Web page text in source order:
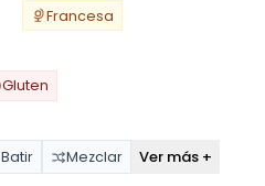
Francesa
Gluten
Batir Mezclar Ver más +